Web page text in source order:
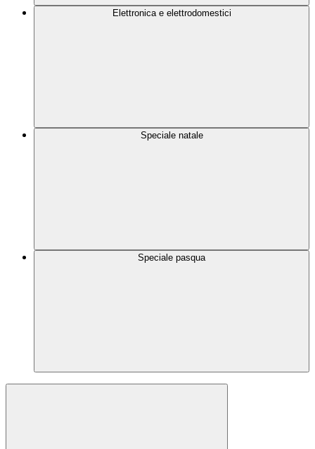
Elettronica e elettrodomestici
Speciale natale
Speciale pasqua